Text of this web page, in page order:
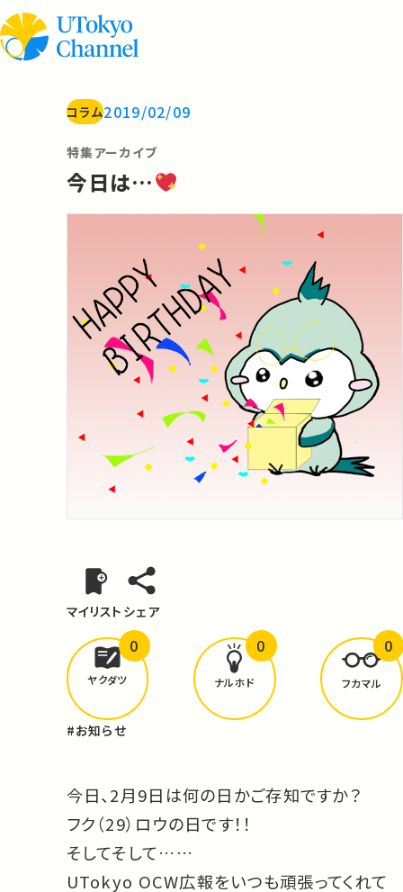
コラム2019/02/09
特集アーカイブ
今日は…
マイリスト シェア
どんな学びがありましたか？
ヤクダツ
0
ナルホド
0
フカマル
0
#お知らせ
今日、2月9日は何の日かご存知ですか？
フク（29）ロウの日です！！
そしてそして……
UTokyo OCW広報をいつも頑張ってくれて